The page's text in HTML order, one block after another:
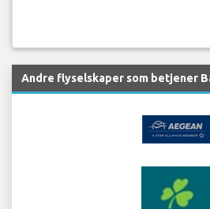
Andre flyselskaper som betjener